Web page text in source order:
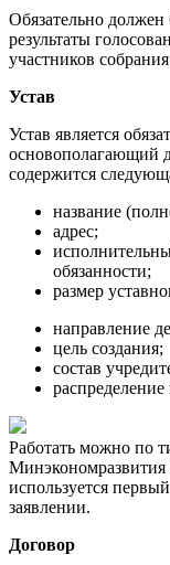
Обязательно должен
результаты
участников
Устав
Устав является
основополагающий
содержится
название
адрес;
обязанности;
размер
направление
цель создания;
состав
Работать можно по
используется
заявлении.
Договор